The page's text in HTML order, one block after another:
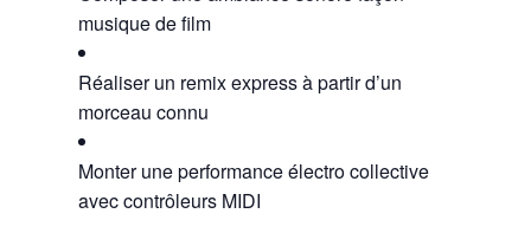
musique de film
Réaliser un remix express à partir d’un
morceau connu
Monter une performance électro collective
avec contrôleurs MIDI